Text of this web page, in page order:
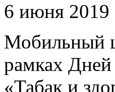
6 июня 2019
Мобильный
рамках Дней
«Табак и